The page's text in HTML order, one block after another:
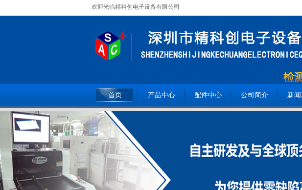
欢迎光临精科创电子设备有限公司
全国服务热线：15362093809
首页 产品中心 配件中心 公司简介 新